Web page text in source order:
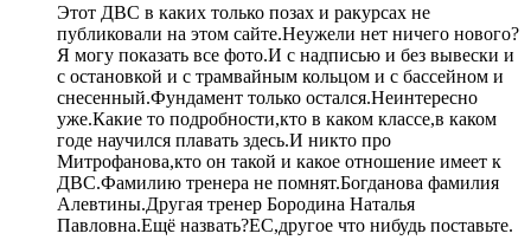
Этот ДВС в каких только позах и ракурсах не
публиковали на этом сайте.Неужели нет ничего нового?
Я могу показать все фото.И с надписью и без вывески и
с остановкой и с трамвайным кольцом и с бассейном и
снесенный.Фундамент только остался.Неинтересно
уже.Какие то подробности,кто в каком классе,в каком
годе научился плавать здесь.И никто про
Митрофанова,кто он такой и какое отношение имеет к
ДВС.Фамилию тренера не помнят.Богданова фамилия
Алевтины.Другая тренер Бородина Наталья
Павловна.Ещё назвать?ЕС,другое что нибудь поставьте.